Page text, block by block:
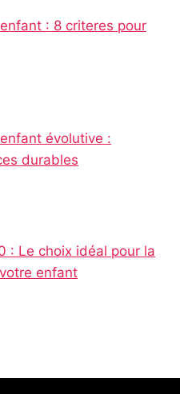
: 8 criteres pour
évolutive :
durables
: Le choix idéal pour la
enfant